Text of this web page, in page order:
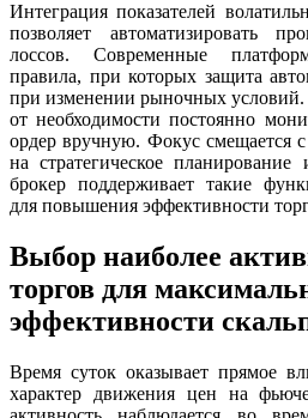
Интеграция показателей
позволяет автоматизировать
лоссов. Современные
правила, при которых защита
при изменении рыночных условий.
от необходимости постоянно
ордер вручную. Фокус смещается
на стратегическое
брокер поддерживает такие
для повышения эффективности
Выбор наиболее
торгов для
эффективности
Время суток оказывает прямое
характер движения цен на